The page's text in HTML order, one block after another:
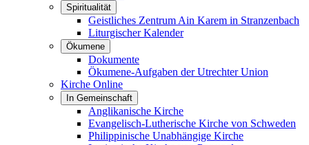
Spiritualität
Geistliches Zentrum Ain Karem in Stranzenbach
Liturgischer Kalender
Ökumene
Dokumente
Ökumene-Aufgaben der Utrechter Union
Kirche Online
In Gemeinschaft
Anglikanische Kirche
Evangelisch-Lutherische Kirche von Schweden
Philippinische Unabhängige Kirche